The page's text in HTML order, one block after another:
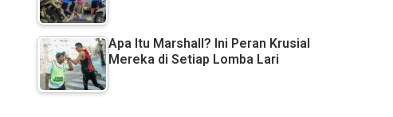
Apa Itu Marshall? Ini Peran Krusial
Mereka di Setiap Lomba Lari